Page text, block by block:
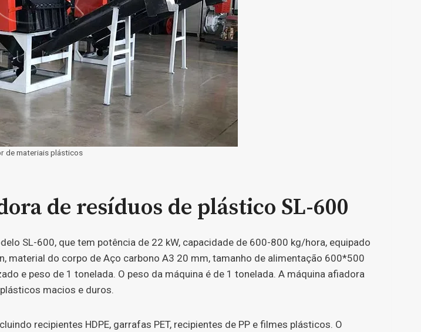
de materiais plásticos
de resíduos de plástico SL-600
SL-600, que tem potência de 22 kW, capacidade de 600-800 kg/hora, equipado
material do corpo de Aço carbono A3 20 mm, tamanho de alimentação 600*500
e peso de 1 tonelada. O peso da máquina é de 1 tonelada. A máquina afiadora
macios e duros.
recipientes HDPE, garrafas PET, recipientes de PP e filmes plásticos. O